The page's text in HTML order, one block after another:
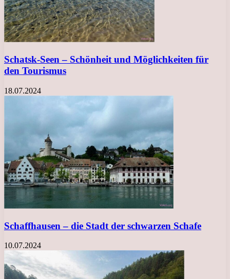
Schatsk-Seen – Schönheit und Möglichkeiten für
den Tourismus
18.07.2024
Schaffhausen – die Stadt der schwarzen Schafe
10.07.2024